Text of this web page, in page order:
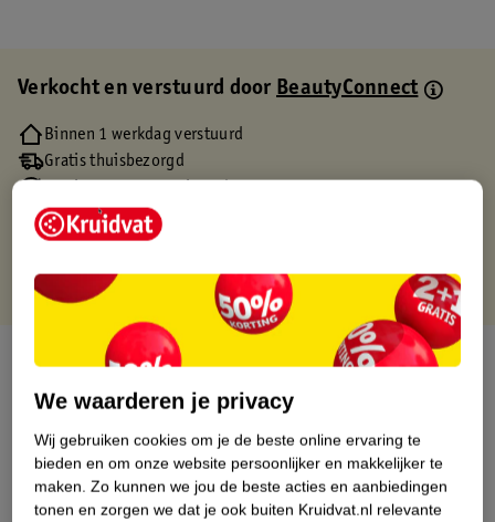
Verkocht en verstuurd doorBeautyConnect
Binnen 1 werkdag verstuurd
Gratis thuisbezorgd
Gratis punten met je Kruidvat kaart
Over dit product
Productinformatie
Nature Impact Score
Dit product heeft (nog) geen Nature
We waarderen je privacy
Wij gebruiken cookies om je de beste online ervaring te
bieden en om onze website persoonlijker en makkelijker te
maken. Zo kunnen we jou de beste acties en aanbiedingen
tonen en zorgen we dat je ook buiten Kruidvat.nl relevante